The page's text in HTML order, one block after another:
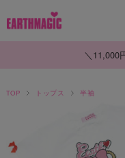
＼11,000
TOP トップス 半袖